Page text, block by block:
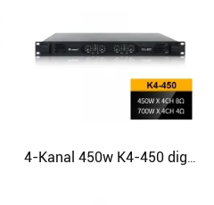
4-Kanal 450w K4-450 digitaler Verstärker 1u Heimaudio-Leistungsverstärker